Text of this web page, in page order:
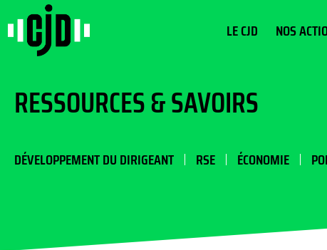
LE CJD NOS
RESSOURCES & SAVOIRS
DÉVELOPPEMENT DU DIRIGEANT RSE ÉCONOMIE